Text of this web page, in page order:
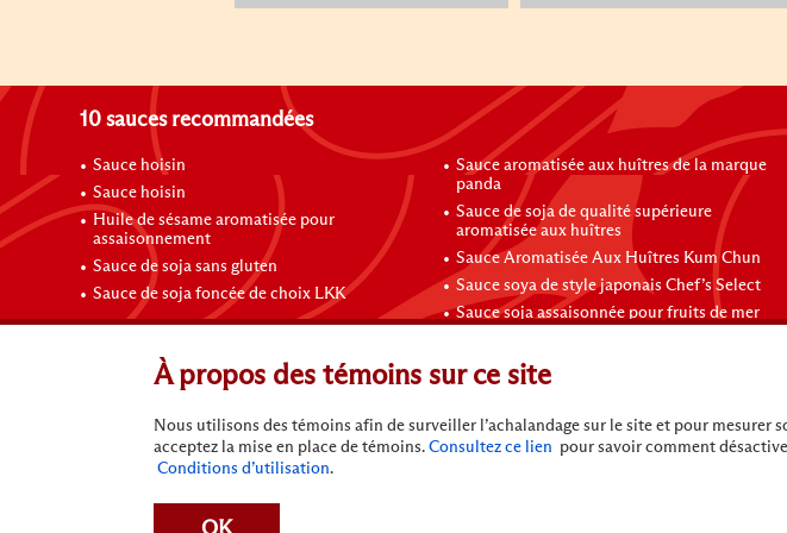
10 sauces recommandées
Sauce hoisin
Sauce hoisin
Huile de sésame aromatisée pour
assaisonnement
Sauce de soja sans gluten
Sauce de soja foncée de choix LKK
Sauce aromatisée aux huîtres de la marque
panda
Sauce de soja de qualité supérieure
aromatisée aux huîtres
Sauce Aromatisée Aux Huîtres Kum Chun
Sauce soya de style japonais Chef’s Select
Sauce soja assaisonnée pour fruits de mer
Contactez-nous
Conditions d’utilisation
À propos des témoins sur ce site
Nous utilisons des témoins afin de surveiller l’achalandage sur le site et pour
acceptez la mise en place de témoins.Consultez ce lien pour savoir comment
Conditions d’utilisation.